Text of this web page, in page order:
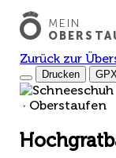
MEIN
Zurück zur
Drucken
· Oberstaufen